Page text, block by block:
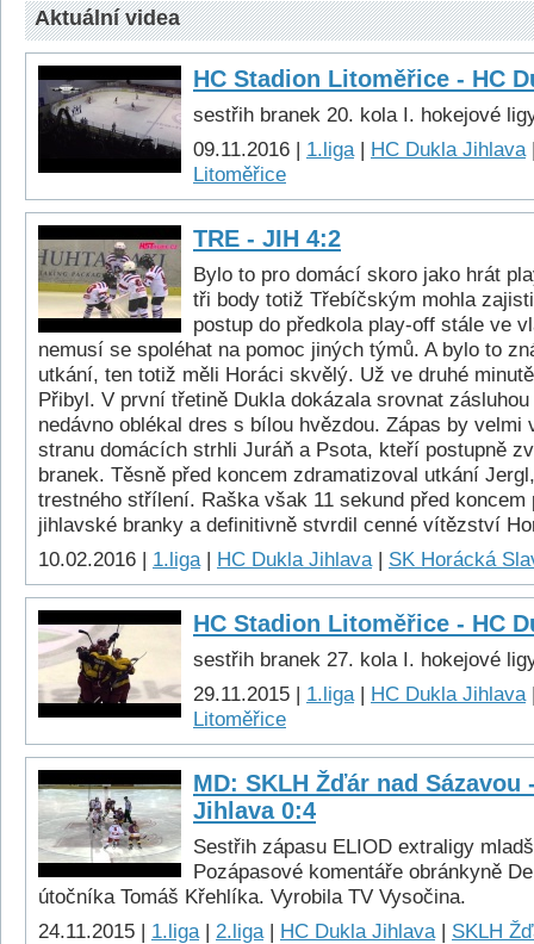
Aktuální videa
HC Stadion Litoměřice - HC
sestřih branek 20. kola I. hokejové
09.11.2016 | 1.liga| HC Dukla Jihlava
Litoměřice
TRE - JIH 4:2
Bylo to pro domácí skoro jako hrát
tři body totiž Třebíčským mohla
postup do předkola play-off stále ve
nemusí se spoléhat na pomoc jiných týmů. A bylo to
utkání, ten totiž měli Horáci skvělý. Už ve druhé
Přibyl. V první třetině Dukla dokázala srovnat
nedávno oblékal dres s bílou hvězdou. Zápas by velmi
stranu domácích strhli Juráň a Psota, kteří postupně
branek. Těsně před koncem zdramatizoval utkání
trestného střílení. Raška však 11 sekund před koncem
jihlavské branky a definitivně stvrdil cenné vítězství
10.02.2016 | 1.liga| HC Dukla Jihlava| SK Horácká
HC Stadion Litoměřice - HC
sestřih branek 27. kola I. hokejové
29.11.2015 | 1.liga| HC Dukla Jihlava
Litoměřice
MD: SKLH Žďár nad Sázavou
Jihlava 0:4
Sestřih zápasu ELIOD extraligy
Pozápasové komentáře obránkyně
útočníka Tomáš Křehlíka. Vyrobila TV Vysočina.
24.11.2015 | 1.liga| 2.liga| HC Dukla Jihlava| SKLH